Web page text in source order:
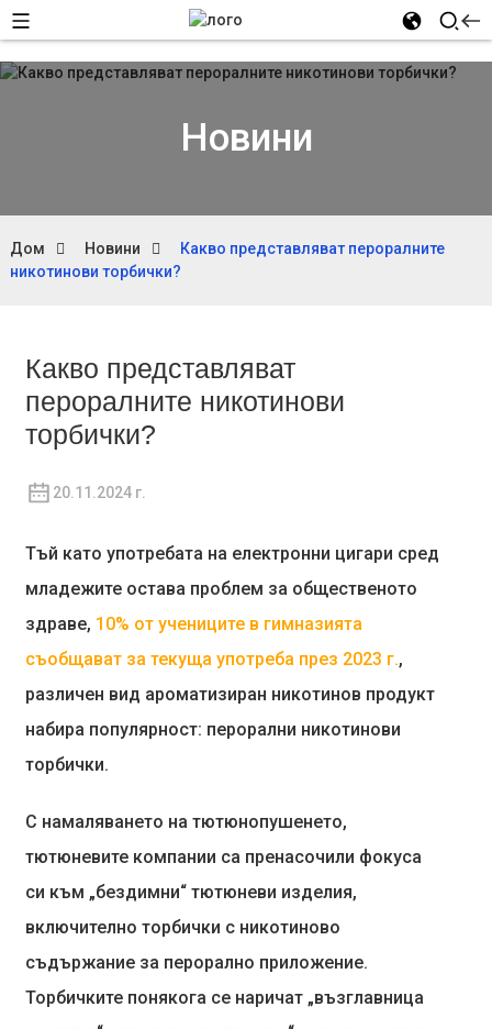
Новини
Дом Новини
Какво представляват пероралните
никотинови торбички?
Какво представляват
пероралните никотинови
торбички?
20.11.2024 г.
Тъй като употребата на електронни цигари сред
младежите остава проблем за общественото
здраве, 10% от учениците в гимназията
съобщават за текуща употреба през 2023 г.,
различен вид ароматизиран никотинов продукт
набира популярност: перорални никотинови
торбички.
С намаляването на тютюнопушенето,
тютюневите компании са пренасочили фокуса
си към „бездимни“ тютюневи изделия,
включително торбички с никотиново
съдържание за перорално приложение.
Торбичките понякога се наричат ​​„възглавница